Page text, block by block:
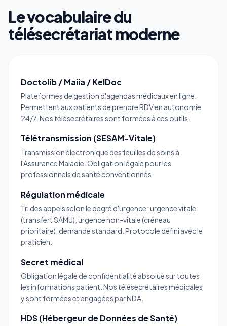
Le vocabulaire du
télésecrétariat moderne
Doctolib / Maiia / KelDoc
Plateformes de gestion d'agendas médicaux en ligne.
Permettent aux patients de prendre RDV en autonomie
24/7. Nos télésecrétaires sont formées à ces outils.
Télétransmission (SESAM-Vitale)
Transmission électronique des feuilles de soins à
l'Assurance Maladie. Obligation légale pour les
professionnels de santé conventionnés.
Régulation médicale
Tri des appels selon le degré d'urgence : urgence vitale
(transfert SAMU), urgence non-vitale (créneau
prioritaire), demande standard. Protocole défini avec le
praticien.
Secret médical
Obligation légale de confidentialité absolue sur toutes
les informations patient. Nos télésecrétaires médicales
y sont formées et engagées par NDA.
HDS (Hébergeur de Données de Santé)